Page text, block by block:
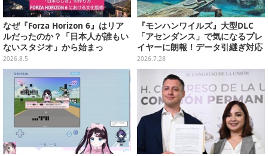
なぜ『Forza Horizon 6』はリア
ルだったのか？「日本人が誰もい
ないスタジオ」から始まっ
た、“生活感のある日本"の作り方
【CEDEC2026】
2026.8.5
『モンハンワイルズ』大型DLC
「アセンダンス」で気になるプレ
イヤーに朗報！データ引継ぎ対応
の「序盤体験版」が配信決定
2026.7.28